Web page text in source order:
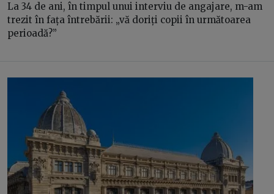
La 34 de ani, în timpul unui interviu de angajare, m-am
trezit în fața întrebării: „vă doriți copii în următoarea
perioadă?”